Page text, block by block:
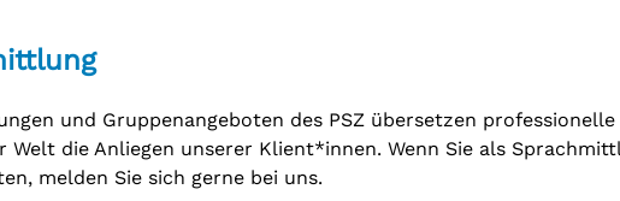
und Gruppenangeboten des PSZ übersetzen
Welt die Anliegen unserer Klient*innen. Wenn Sie als
melden Sie sich gerne bei uns.